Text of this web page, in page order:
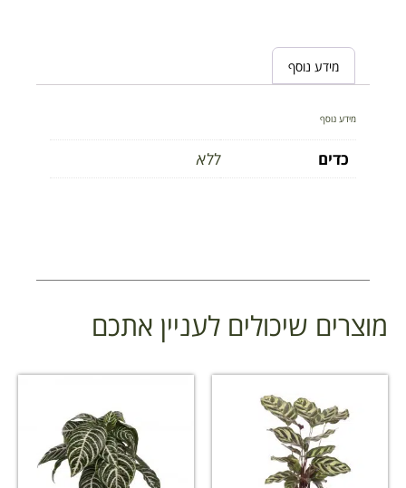
מידע נוסף
מידע נוסף
כדים ללא
מוצרים שיכולים לעניין אתכם